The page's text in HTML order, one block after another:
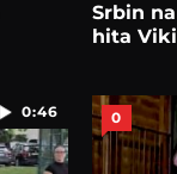
Srbin
hita
0:46 0